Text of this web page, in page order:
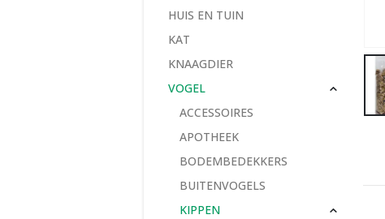
HUIS EN TUIN
KAT
KNAAGDIER
VOGEL
ACCESSOIRES
APOTHEEK
BODEMBEDEKKERS
BUITENVOGELS
KIPPEN